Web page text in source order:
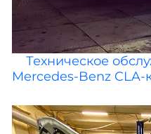
Техническое
Mercedes-Benz CLA-